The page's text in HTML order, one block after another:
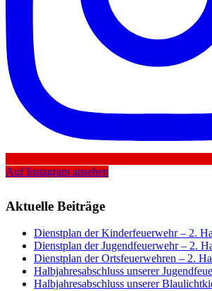
Auf Instagram ansehen
Aktuelle Beiträge
Dienstplan der Kinderfeuerwehr – 2.
Dienstplan der Jugendfeuerwehr – 2.
Dienstplan der Ortsfeuerwehren – 2.
Halbjahresabschluss unserer
Halbjahresabschluss unserer